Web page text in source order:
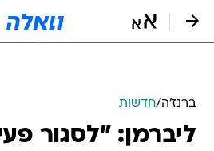
ברנז'ה/חדשות
ליברמן: "לסגור